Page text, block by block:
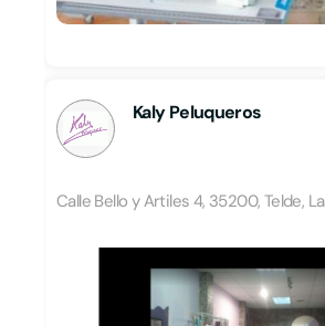
Kaly Peluqueros
Calle Bello y Artiles 4, 35200, Telde,